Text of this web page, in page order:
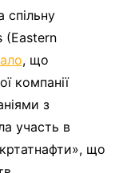
спільну
(Eastern
, що
компанії
з
участь в
що